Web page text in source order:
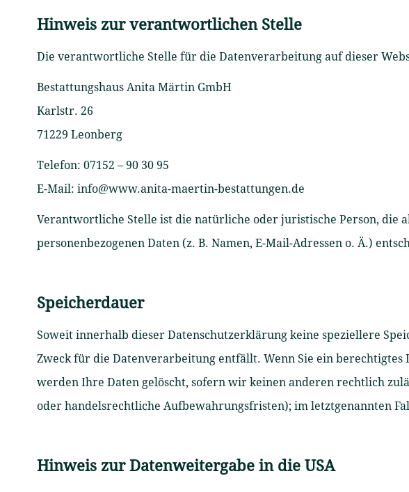
Hinweis zur verantwortlichen Stelle
Die verantwortliche Stelle für die Datenverarbeitung auf dieser
Bestattungshaus Anita Märtin GmbH
Karlstr. 26
71229 Leonberg
Telefon: 07152 – 90 30 95
E-Mail: info@www.anita-maertin-bestattungen.de
Verantwortliche Stelle ist die natürliche oder juristische Person, die
personenbezogenen Daten (z. B. Namen, E-Mail-Adressen o. Ä.)
Speicherdauer
Soweit innerhalb dieser Datenschutzerklärung keine speziellere
Zweck für die Datenverarbeitung entfällt. Wenn Sie ein
werden Ihre Daten gelöscht, sofern wir keinen anderen rechtlich
oder handelsrechtliche Aufbewahrungsfristen); im letztgenannten
Hinweis zur Datenweitergabe in die USA